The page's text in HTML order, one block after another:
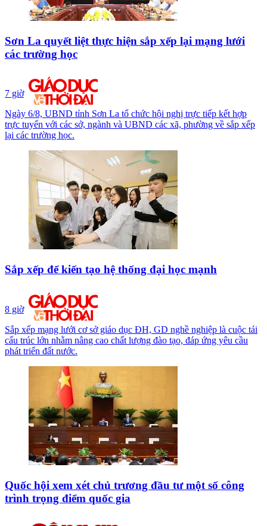
Sơn La quyết liệt thực hiện sắp xếp lại mạng lưới
các trường học
7 giờ
Ngày 6/8, UBND tỉnh Sơn La tổ chức hội nghị trực tiếp kết hợp
trực tuyến với các sở, ngành và UBND các xã, phường về sắp xếp
lại các trường học.
Sắp xếp để kiến tạo hệ thống đại học mạnh
8 giờ
Sắp xếp mạng lưới cơ sở giáo dục ĐH, GD nghề nghiệp là cuộc tái
cấu trúc lớn nhằm nâng cao chất lượng đào tạo, đáp ứng yêu cầu
phát triển đất nước.
Quốc hội xem xét chủ trương đầu tư một số công
trình trọng điểm quốc gia